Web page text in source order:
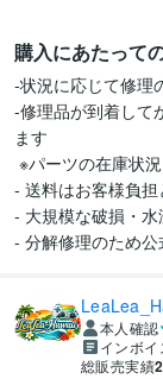
購入にあたって
-状況に応じて修理
-修理品が到着して
ます
- 送料はお客様負担
- 大規模な破損・
- 分解修理のため
本人確認
インボ
総販売実績